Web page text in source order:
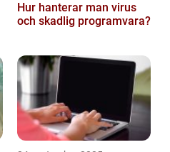
Hur hanterar man virus
och skadlig programvara?